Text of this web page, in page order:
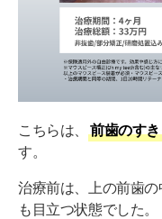
こちらは、 前歯のす
す。
治療前は、上の前歯
も目立つ状態でした。